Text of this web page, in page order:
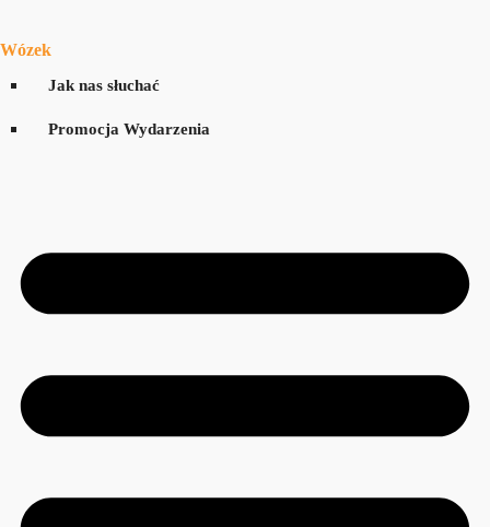
Wózek
Jak nas słuchać
Promocja Wydarzenia